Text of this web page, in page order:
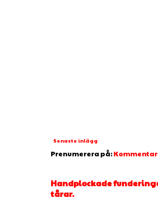
Senaste inlägg
Prenumerera på:
Handplockade
tårar.